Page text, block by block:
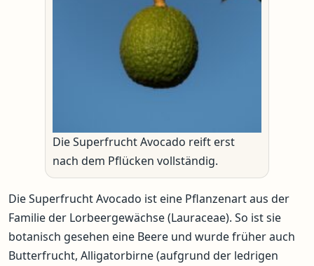
Die Superfrucht Avocado reift erst
nach dem Pflücken vollständig.
Die Superfrucht Avocado ist eine Pflanzenart aus der
Familie der Lorbeergewächse (Lauraceae). So ist sie
botanisch gesehen eine Beere und wurde früher auch
Butterfrucht, Alligatorbirne (aufgrund der ledrigen